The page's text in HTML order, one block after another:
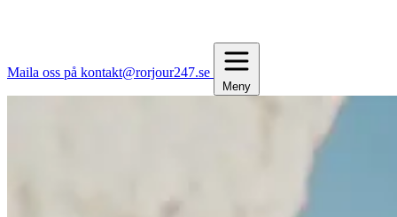
Maila oss på kontakt@rorjour247.se
Meny